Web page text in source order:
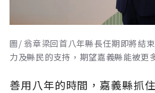
圖/ 翁章梁回首八年縣長任期即將結
力及縣民的支持，期望嘉義縣能被更
善用八年的時間，嘉義縣抓